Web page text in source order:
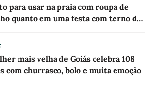
para usar na praia com roupa de
quanto em uma festa com terno de
mais velha de Goiás celebra 108
com churrasco, bolo e muita emoção